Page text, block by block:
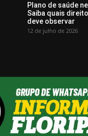
Plano de saúde
Saiba quais
deve observar
12 de julho de 2026